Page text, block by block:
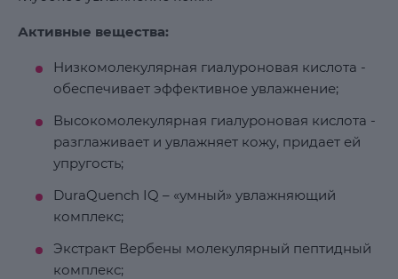
Активные вещества:
Низкомолекулярная гиалуроновая кислота -
обеспечивает эффективное увлажнение;
Высокомолекулярная гиалуроновая кислота -
разглаживает и увлажняет кожу, придает ей
упругость;
DuraQuench IQ – «умный» увлажняющий
комплекс;
Экстракт Вербены молекулярный пептидный
комплекс;